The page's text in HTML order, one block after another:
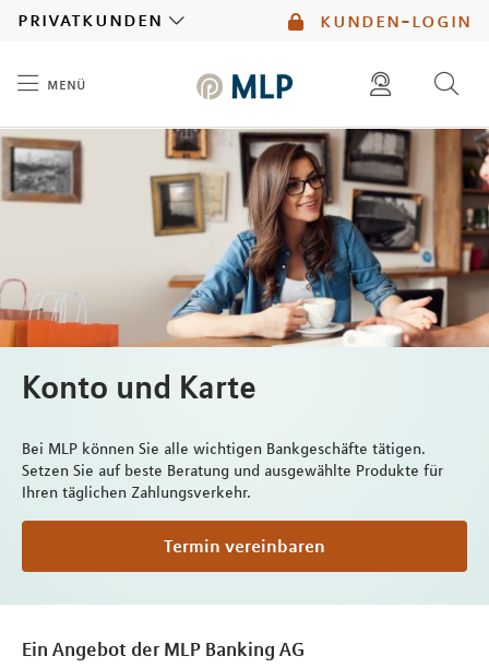
kunden-login
privatkunden
menü
diese website durchsuchen
mlp berater finden
Inhalt
Konto und Karte
Bei MLP können Sie alle wichtigen Bankgeschäfte tätigen.
Setzen Sie auf beste Beratung und ausgewählte Produkte für
Ihren täglichen Zahlungsverkehr.
Termin vereinbaren
Ein Angebot der MLP Banking AG